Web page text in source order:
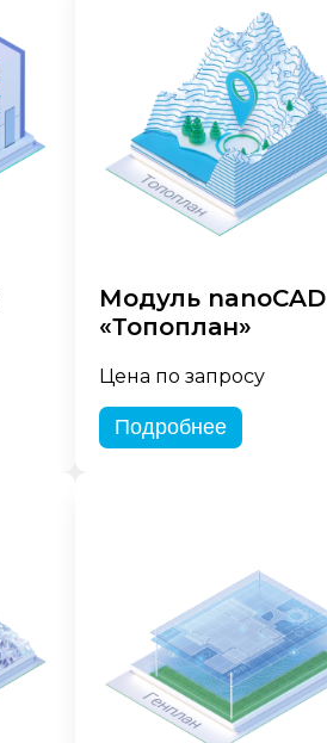
Модуль nanoCAD
«Топоплан»
Цена по запросу
Подробнее